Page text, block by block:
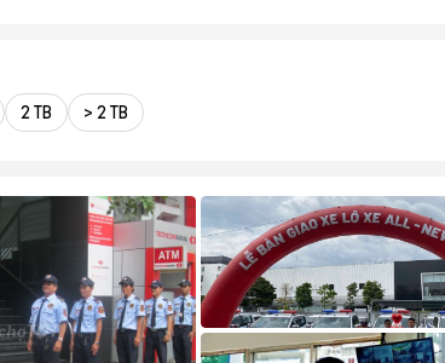
2 TB > 2 TB